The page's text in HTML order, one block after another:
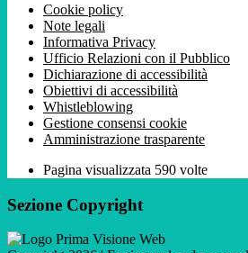
Cookie policy
Note legali
Informativa Privacy
Ufficio Relazioni con il Pubblico
Dichiarazione di accessibilità
Obiettivi di accessibilità
Whistleblowing
Gestione consensi cookie
Amministrazione trasparente
Pagina visualizzata 590 volte
Sezione Copyright